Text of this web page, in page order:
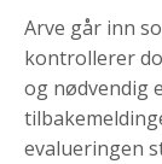
Arve går inn
kontrollerer
og nødvendig
evalueringen